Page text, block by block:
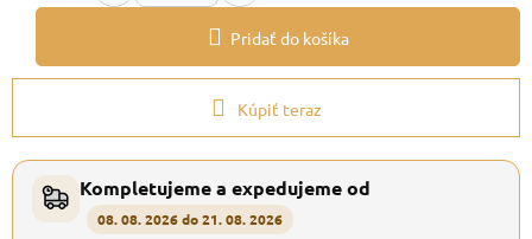
Pridať do košíka
Kúpiť teraz
Kompletujeme a expedujeme od
08. 08. 2026 do 21. 08. 2026